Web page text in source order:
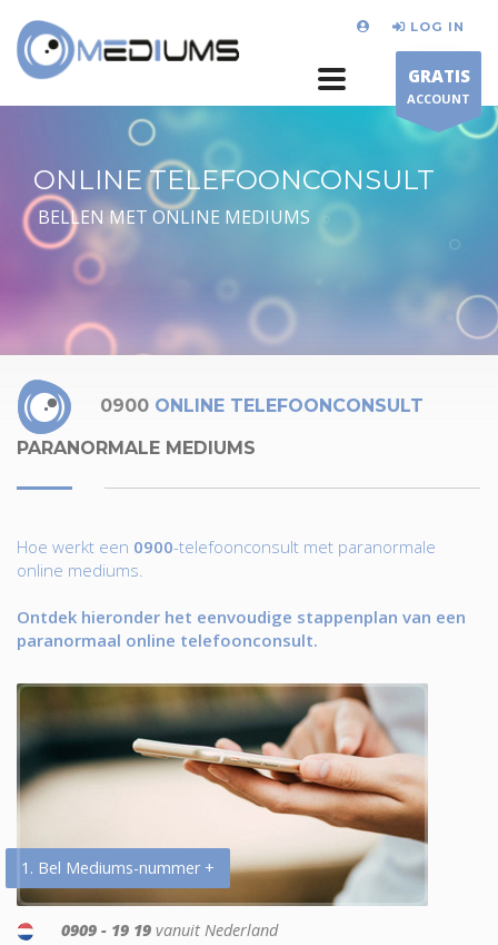
LOG IN
GRATIS
ACCOUNT
ONLINE TELEFOONCONSULT
BELLEN MET ONLINE MEDIUMS
0900 ONLINE TELEFOONCONSULT
PARANORMALE MEDIUMS
Hoe werkt een 0900-telefoonconsult met paranormale
online mediums.
Ontdek hieronder het eenvoudige stappenplan van een
paranormaal online telefoonconsult.
1. Bel Mediums-nummer +
0909 - 19 19 vanuit Nederland